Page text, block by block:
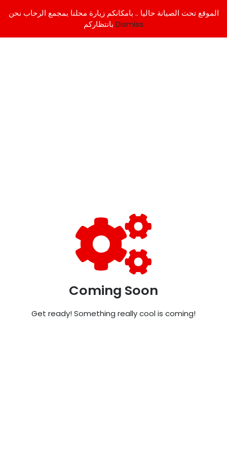
الموقع تحت الصيانة حاليا .. بامكانكم زيارة محلنا بمجمع الرحاب نحن
Dismiss
Coming Soon
Get ready! Something really cool is coming!